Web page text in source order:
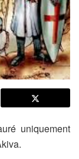
uniquement